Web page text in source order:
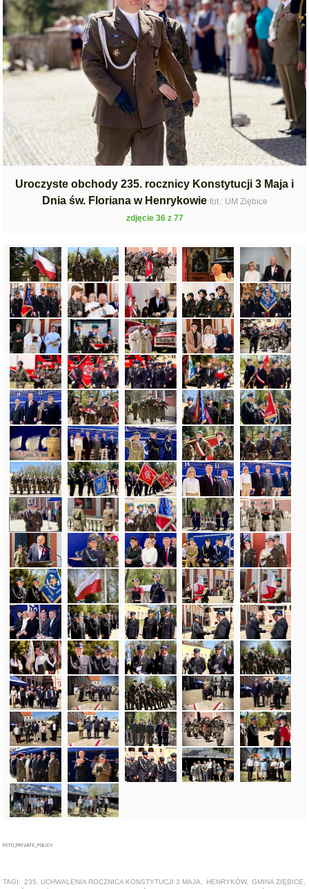
Uroczyste obchody 235. rocznicy Konstytucji 3 Maja i
Dnia św. Floriana w Henrykowie fot.: UM Ziębice
zdjęcie 36 z 77
FOTO_PRIVATE_POLICY
TAGI: 235. UCHWALENIA ROCZNICA KONSTYTUCJI 3 MAJA, HENRYKÓW, GMINA ZIĘBICE,